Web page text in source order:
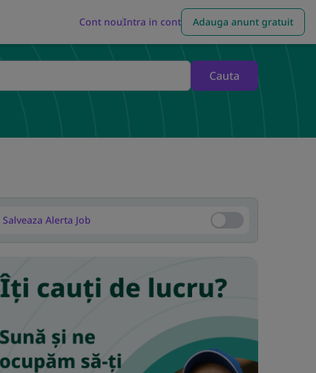
Cont nouIntra in cont Adauga anunt gratuit
Cauta
Salveaza Alerta Job Salveaza Alerta Job